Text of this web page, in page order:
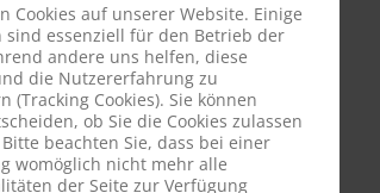
Cookies auf unserer Website. Einige
sind essenziell für den Betrieb der
andere uns helfen, diese
die Nutzererfahrung zu
(Tracking Cookies). Sie können
ob Sie die Cookies zulassen
beachten Sie, dass bei einer
womöglich nicht mehr alle
der Seite zur Verfügung